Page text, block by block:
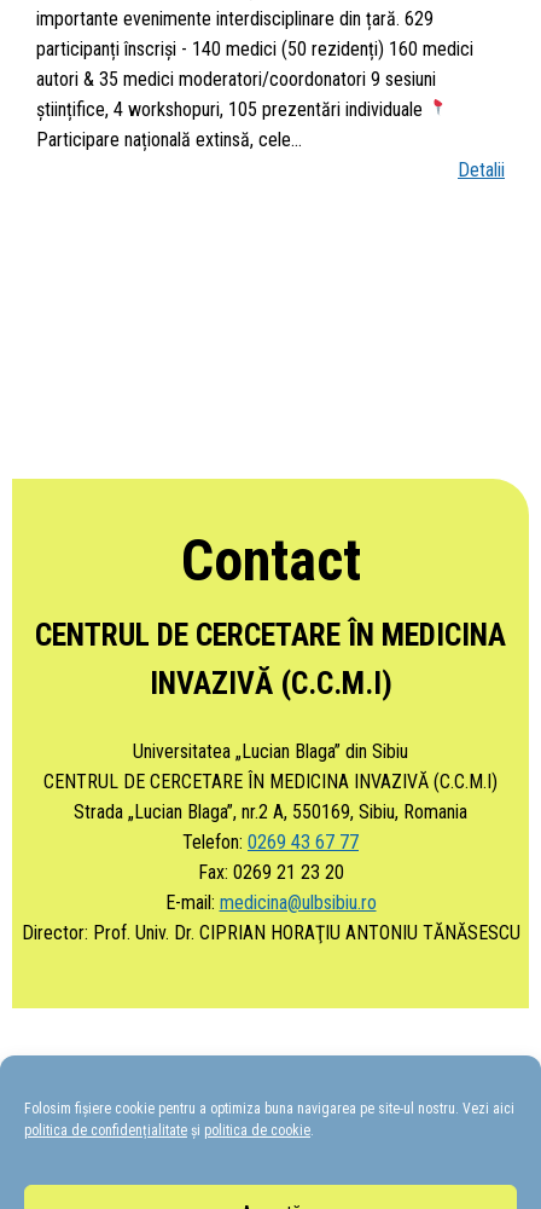
Folosim fișiere cookie pentru a optimiza buna navigarea pe site-ul nostru. Vezi aici
politica de confidențialitate și politica de cookie.
importante evenimente interdisciplinare din țară. 629
participanți înscriși - 140 medici (50 rezidenți) 160 medici
autori & 35 medici moderatori/coordonatori 9 sesiuni
științifice, 4 workshopuri, 105 prezentări individuale
Participare națională extinsă, cele…
Detalii
Contact
CENTRUL DE CERCETARE ÎN MEDICINA
INVAZIVĂ (C.C.M.I)
Universitatea „Lucian Blaga” din Sibiu
CENTRUL DE CERCETARE ÎN MEDICINA INVAZIVĂ (C.C.M.I)
Strada „Lucian Blaga”, nr.2 A, 550169, Sibiu, Romania
Telefon: 0269 43 67 77
Fax: 0269 21 23 20
E-mail: medicina@ulbsibiu.ro
Director: Prof. Univ. Dr. CIPRIAN HORAŢIU ANTONIU TĂNĂSESCU